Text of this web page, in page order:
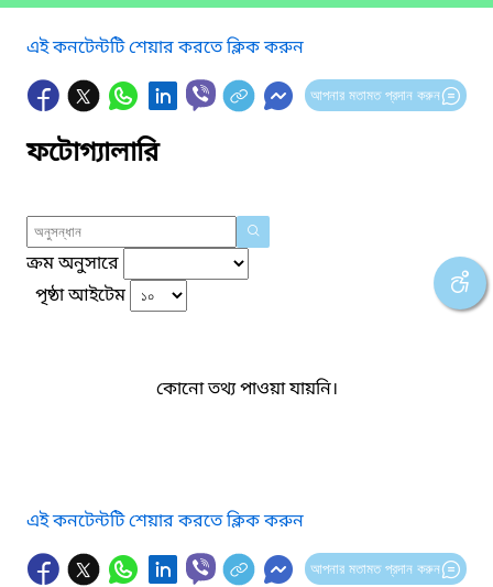
এই কনটেন্টটি শেয়ার করতে ক্লিক করুন
আপনার মতামত প্রদান করুন
ফটোগ্যালারি
ক্রম অনুসারে
পৃষ্ঠা আইটেম
কোনো তথ্য পাওয়া যায়নি।
এই কনটেন্টটি শেয়ার করতে ক্লিক করুন
আপনার মতামত প্রদান করুন